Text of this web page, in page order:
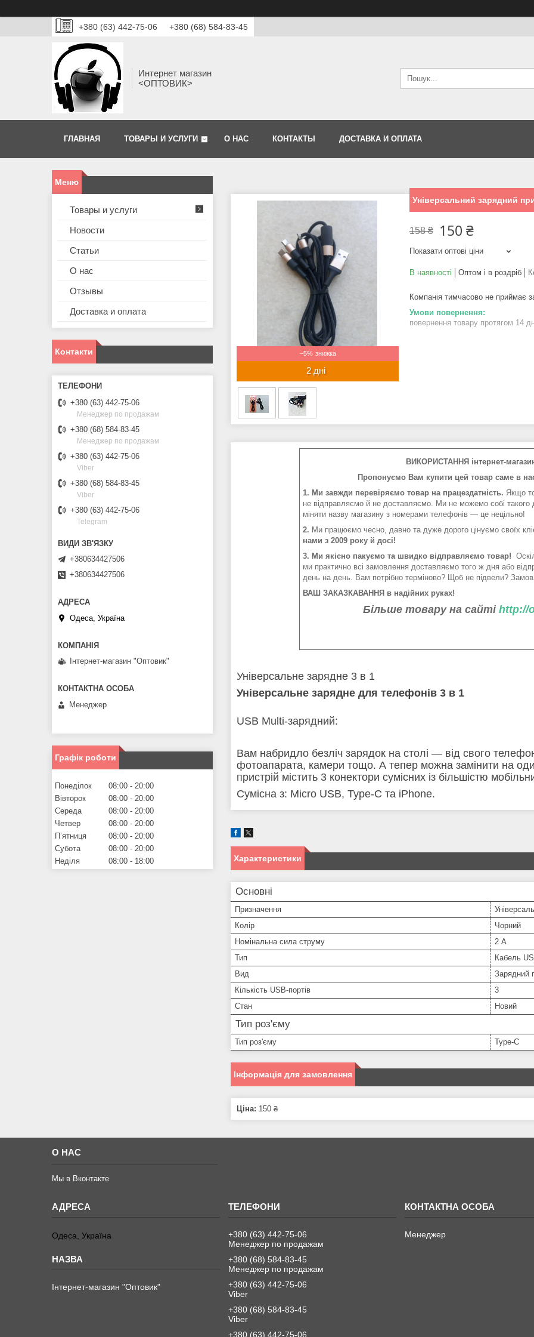
+380 (63) 442-75-06 +380 (68) 584-83-45
Интернет магазин
<ОПТОВИК>
ГЛАВНАЯ ТОВАРЫ И УСЛУГИ О НАС КОНТАКТЫ ДОСТАВКА И ОПЛАТА
–5%
2 дні
Універсальний зарядний
158 ₴ 150 ₴
Показати оптові ціни
В наявності Оптом і в роздріб
Компанія тимчасово не приймає
повернення товару протягом 14
ВИКОРИСТАННЯ інтернет-
Пропонуємо Вам купити цей товар саме в
1. Ми завжди перевіряємо товар на працездатність. Якщо
не відправляємо й не доставляємо. Ми не можемо собі такого
міняти назву магазину з номерами телефонів — це нецільно!
2. Ми працюємо чесно, давно та дуже дорого цінуємо своїх
нами з 2009 року й досі!
3. Ми якісно пакуємо та швидко відправляємо товар!
ми практично всі замовлення доставляємо того ж дня або
день на день. Вам потрібно терміново? Щоб не підвели?
ВАШ ЗАКАЗКАВАННЯ в надійних руках!
Більше товару на сайті http://
Універсальне зарядне 3 в 1
Універсальне зарядне для телефонів 3 в 1
USB Multi-зарядний:
Вам набридло безліч зарядок на столі — від свого
фотоапарата, камери тощо. А тепер можна замінити на
пристрій містить 3 конектори сумісних із більшістю
Сумісна з: Micro USB, Type-C та iPhone.
Характеристики
Основні
Призначення
Колір
Чорний
Номінальна сила струму
2 А
Тип
Кабель
Вид
Зарядний
Кількість USB-портів
3
Стан
Новий
Тип роз'єму
Тип роз'єму Type-C
Інформація для замовлення
Ціна: 150 ₴
Товары и услуги
Новости
Статьи
О нас
Отзывы
Доставка и оплата
Контакти
+380 (63) 442-75-06
Менеджер по продажам
+380 (68) 584-83-45
Менеджер по продажам
+380 (63) 442-75-06
Viber
+380 (68) 584-83-45
Viber
+380 (63) 442-75-06
Telegram
+380634427506
+380634427506
Одеса, Україна
Інтернет-магазин "Оптовик"
Менеджер
Графік роботи
Понеділок 08:00
20:00
Вівторок
08:00
20:00
Середа
08:00
20:00
Четвер
08:00
20:00
Пʼятниця
08:00
20:00
Субота
08:00
20:00
Неділя
08:00 18:00
О НАС
Мы в Вконтакте
Одеса, Україна
Інтернет-магазин "Оптовик"
+380 (63) 442-75-06
Менеджер по продажам
+380 (68) 584-83-45
Менеджер по продажам
+380 (63) 442-75-06
Viber
+380 (68) 584-83-45
Viber
+380 (63) 442-75-06
Менеджер